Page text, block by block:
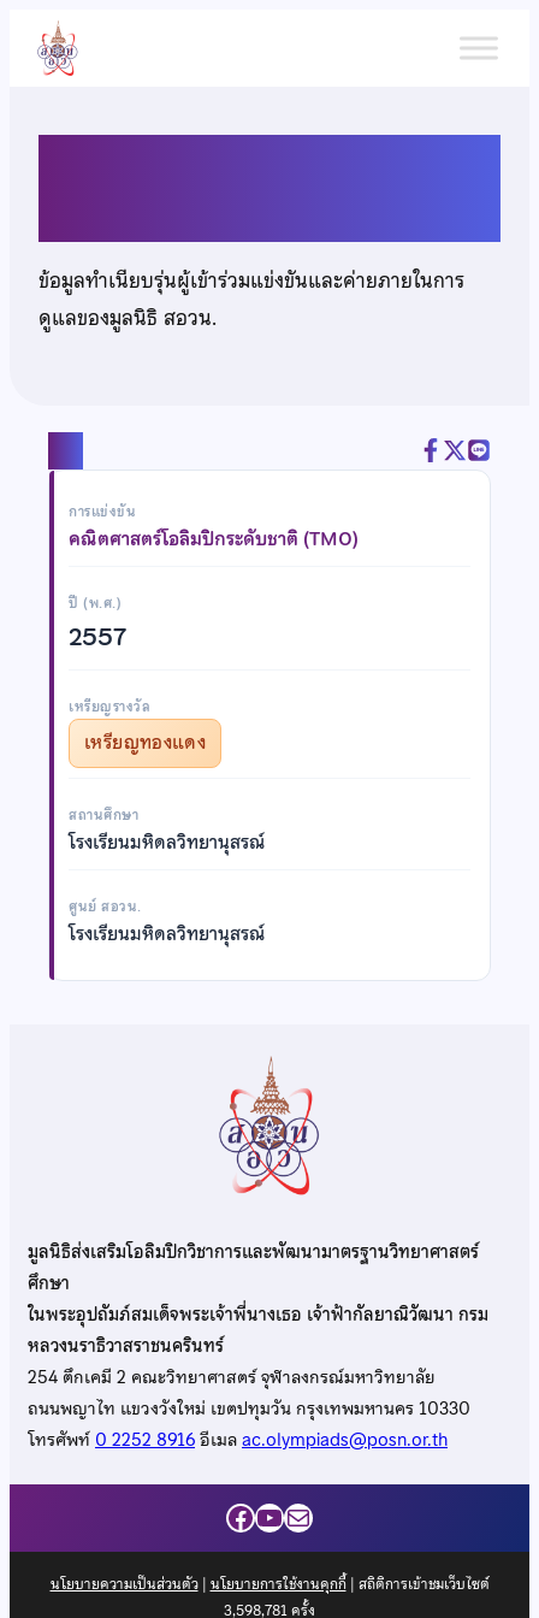
เนื้อหา
ข้อมูลทำเนียบรุ่นผู้เข้าร่วมแข่งขันและค่ายภายในการ
ดูแลของมูลนิธิ สอวน.
การแข่งขัน
คณิตศาสตร์โอลิมปิกระดับชาติ (TMO)
ปี (พ.ศ.)
2557
เหรียญรางวัล
เหรียญทองแดง
สถานศึกษา
โรงเรียนมหิดลวิทยานุสรณ์
ศูนย์ สอวน.
โรงเรียนมหิดลวิทยานุสรณ์
มูลนิธิส่งเสริมโอลิมปิกวิชาการและพัฒนามาตรฐานวิทยาศาสตร์
ศึกษา
ในพระอุปถัมภ์สมเด็จพระเจ้าพี่นางเธอ เจ้าฟ้ากัลยาณิวัฒนา กรม
หลวงนราธิวาสราชนครินทร์
254 ตึกเคมี 2 คณะวิทยาศาสตร์ จุฬาลงกรณ์มหาวิทยาลัย
ถนนพญาไท แขวงวังใหม่ เขตปทุมวัน กรุงเทพมหานคร 10330
โทรศัพท์0 2252 8916อีเมลac.olympiads@posn.or.th
Facebook
YouTube
Mail
นโยบายความเป็นส่วนตัว| นโยบายการใช้งานคุกกี้| สถิติการเข้าชมเว็บไซต์
3,598,781ครั้ง